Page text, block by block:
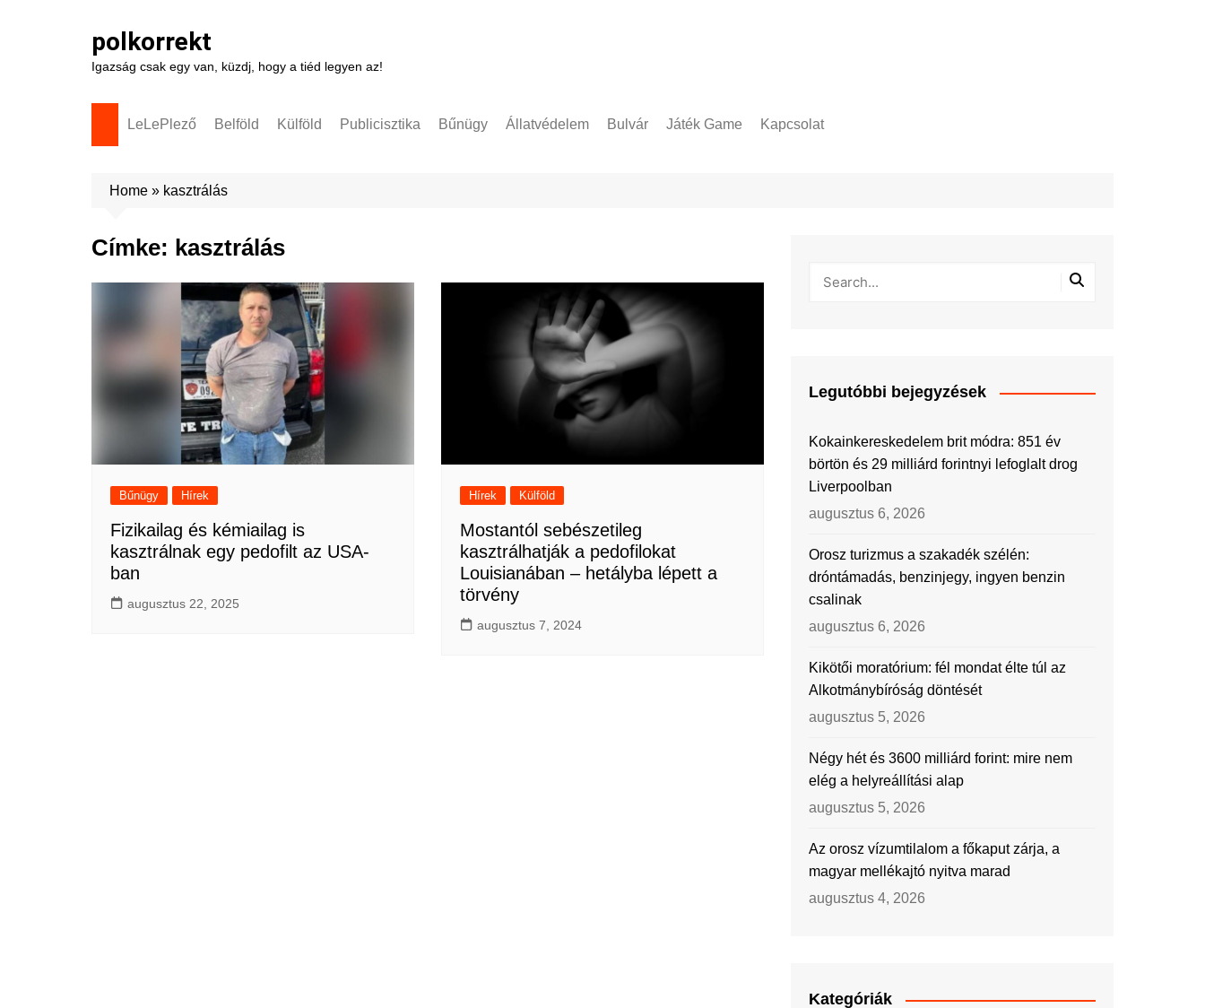
polkorrekt
Igazság csak egy van, küzdj, hogy a tiéd legyen az!
LeLePlező Belföld Külföld Publicisztika Bűnügy Állatvédelem Bulvár Játék Game Kapcsolat
Home » kasztrálás
Címke: kasztrálás
Bűnügy Hírek
Fizikailag és kémiailag is
kasztrálnak egy pedofilt az USA-
ban
augusztus 22, 2025
Hírek Külföld
Mostantól sebészetileg
kasztrálhatják a pedofilokat
Louisianában – hetályba lépett a
törvény
augusztus 7, 2024
Legutóbbi bejegyzések
Kokainkereskedelem brit módra: 851 év
börtön és 29 milliárd forintnyi lefoglalt drog
Liverpoolban
augusztus 6, 2026
Orosz turizmus a szakadék szélén:
dróntámadás, benzinjegy, ingyen benzin
csalinak
augusztus 6, 2026
Kikötői moratórium: fél mondat élte túl az
Alkotmánybíróság döntését
augusztus 5, 2026
Négy hét és 3600 milliárd forint: mire nem
elég a helyreállítási alap
augusztus 5, 2026
Az orosz vízumtilalom a főkaput zárja, a
magyar mellékajtó nyitva marad
augusztus 4, 2026
Kategóriák